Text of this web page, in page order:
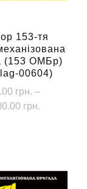
153-тя
(153 ОМБр)
00604)
грн. –
грн.
2,300.00
кілька